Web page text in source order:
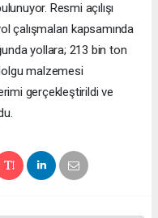
Resmi açılışı
çalışmaları kapsamında
yollara; 213 bin ton
malzemesi
gerçekleştirildi ve